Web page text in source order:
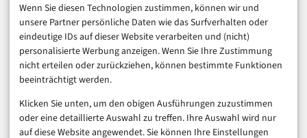
Wenn Sie diesen Technologien zustimmen, können wir und
unsere Partner persönliche Daten wie das Surfverhalten oder
eindeutige IDs auf dieser Website verarbeiten und (nicht)
personalisierte Werbung anzeigen. Wenn Sie Ihre Zustimmung
nicht erteilen oder zurückziehen, können bestimmte Funktionen
beeinträchtigt werden.
Klicken Sie unten, um den obigen Ausführungen zuzustimmen
oder eine detaillierte Auswahl zu treffen. Ihre Auswahl wird nur
auf diese Website angewendet. Sie können Ihre Einstellungen
Finanzen & FinTech
Business & Karriere
Sicherheit & Recht
Digitalisierung
Marketing
Magazin